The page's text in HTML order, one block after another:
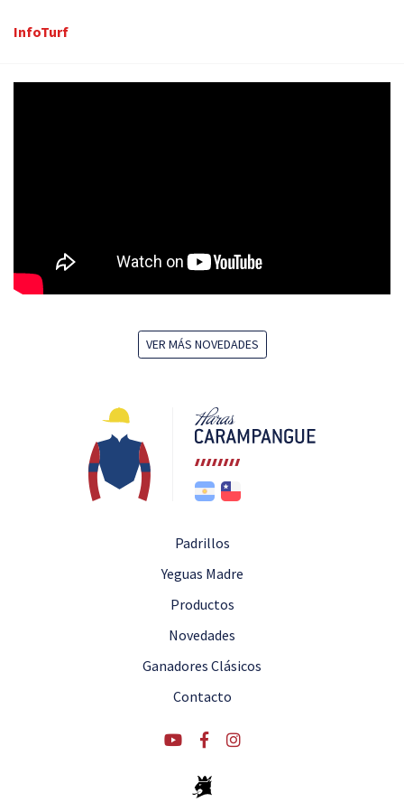
InfoTurf
VER MÁS NOVEDADES
Padrillos
Yeguas Madre
Productos
Novedades
Ganadores Clásicos
Contacto